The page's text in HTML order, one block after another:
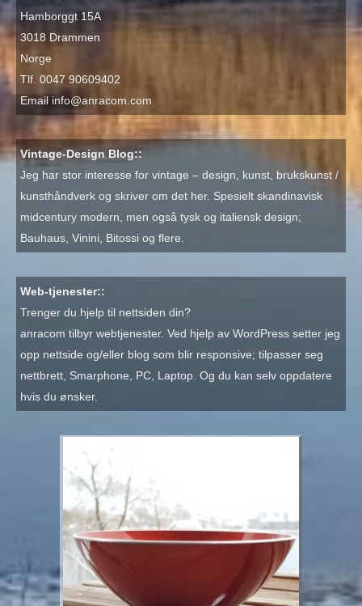
Hamborggt 15A
3018 Drammen
Norge
Tlf. 0047 90609402
Email info@anracom.com
Vintage-Design Blog::
Jeg har stor interesse for vintage – design, kunst, brukskunst /
kunsthåndverk og skriver om det her. Spesielt skandinavisk
midcentury modern, men også tysk og italiensk design;
Bauhaus, Vinini, Bitossi og flere.
Web-tjenester::
Trenger du hjelp til nettsiden din?
anracom tilbyr webtjenester. Ved hjelp av WordPress setter jeg
opp nettside og/eller blog som blir responsive; tilpasser seg
nettbrett, Smarphone, PC, Laptop. Og du kan selv oppdatere
hvis du ønsker.